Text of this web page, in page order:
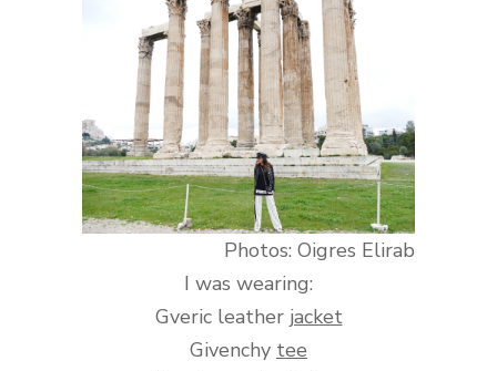
Photos: Oigres Elirab
I was wearing:
Gveric leather jacket
Givenchy tee